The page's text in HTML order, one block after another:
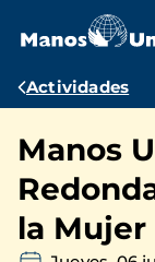
contenido
Ruta
Actividades
Manos
la Mujer